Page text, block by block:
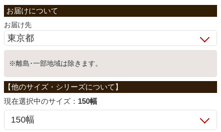
収納家具
学習机
ホームオフィス
お届け先
※離島･一部地域は除きます。
サイズ： 150幅